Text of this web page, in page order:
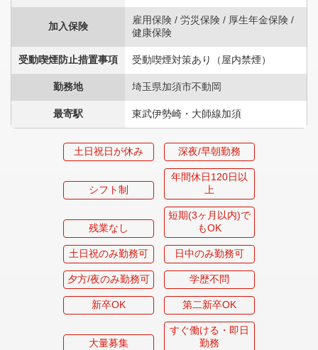
加入保険
雇用保険 / 労災保険 / 厚生年金保険 /
健康保険
受動喫煙防止措置事項 受動喫煙対策あり（屋内禁煙）
勤務地 埼玉県加須市不動岡
最寄駅 東武伊勢崎・大師線加須
土日祝日が休み 深夜/早朝勤務
シフト制
年間休日120日以
上
残業なし
短期(3ヶ月以内)で
もOK
土日祝のみ勤務可 日中のみ勤務可
夕方/夜のみ勤務可 学歴不問
新卒OK 第二新卒OK
大量募集
すぐ働ける・即日
勤務